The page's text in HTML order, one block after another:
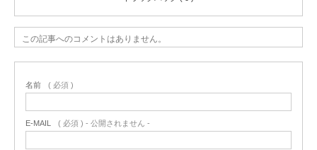
この記事へのコメントはありません。
名前 ( 必須 )
E-MAIL ( 必須 ) - 公開されません -